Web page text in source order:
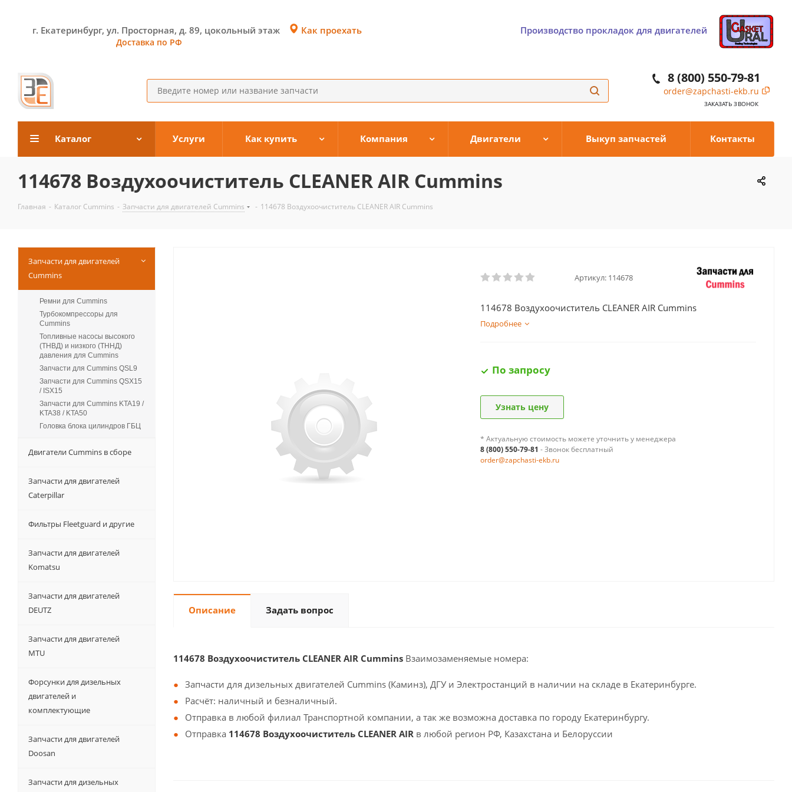
г. Екатеринбург, ул. Просторная, д. 89, цокольный этаж
Доставка по РФ
Как проехать Производство прокладок для двигателей
8 (800) 550-79-81
order@zapchasti-ekb.ru
ЗАКАЗАТЬ ЗВОНОК
Каталог Услуги Как купить Компания Двигатели Выкуп запчастей Контакты
114678 Воздухоочиститель CLEANER AIR Cummins
Главная - Каталог Cummins - Запчасти для двигателей Cummins - 114678 Воздухоочиститель CLEANER AIR Cummins
Артикул: 114678
114678 Воздухоочиститель CLEANER AIR Cummins
Подробнее
По запросу
Узнать цену
* Актуальную стоимость можете уточнить у менеджера
8 (800) 550-79-81 - Звонок бесплатный
order@zapchasti-ekb.ru
Описание Задать вопрос
114678 Воздухоочиститель CLEANER AIR Cummins Взаимозаменяемые номера:
Запчасти для дизельных двигателей Cummins (Каминз), ДГУ и Электростанций в наличии на складе в Екатеринбурге.
Расчёт: наличный и безналичный.
Отправка в любой филиал Транспортной компании, а так же возможна доставка по городу Екатеринбургу.
Отправка 114678 Воздухоочиститель CLEANER AIR в любой регион РФ, Казахстана и Белоруссии
Запчасти для двигателей
Cummins
Ремни для Cummins
Турбокомпрессоры для
Сummins
Топливные насосы высокого
(ТНВД) и низкого (ТННД)
давления для Cummins
Запчасти для Cummins QSL9
Запчасти для Cummins QSX15
/ ISX15
Запчасти для Cummins KTA19 /
KTA38 / KTA50
Головка блока цилиндров ГБЦ
Двигатели Cummins в сборе
Запчасти для двигателей
Caterpillar
Фильтры Fleetguard и другие
Запчасти для двигателей
Komatsu
Запчасти для двигателей
DEUTZ
Запчасти для двигателей
MTU
Форсунки для дизельных
двигателей и
комплектующие
Запчасти для двигателей
Doosan
Запчасти для дизельных